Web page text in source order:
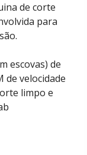
de corte
para
escovas) de
de velocidade
limpo e